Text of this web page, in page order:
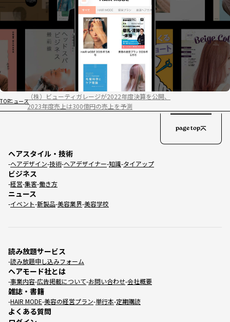
TOPニュース
（株）ビューティガレージが2022年度決算を公開、
2023年度売上は300億円の売上を予測
ヘアスタイル・技術
ヘアデザイン 技術 ヘアデザイナー 知識 タイアップ
ビジネス
経営 集客 働き方
ニュース
イベント 新製品 美容業界 美容学校
読み放題サービス
読み放題申し込みフォーム
ヘアモード社とは
事業内容 広告掲載について お問い合わせ 会社概要
雑誌・書籍
HAIR MODE 美容の経営プラン 単行本 定期購読
よくある質問
page top